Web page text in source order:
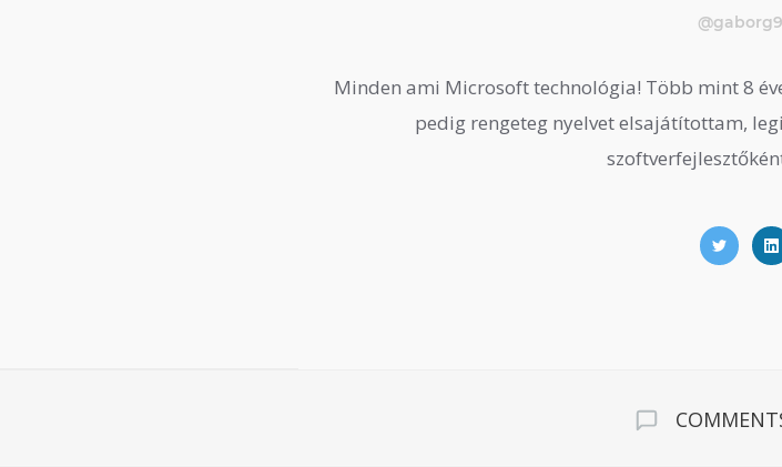
Minden ami Microsoft technológia! Több mint 8
pedig rengeteg nyelvet elsajátítottam,